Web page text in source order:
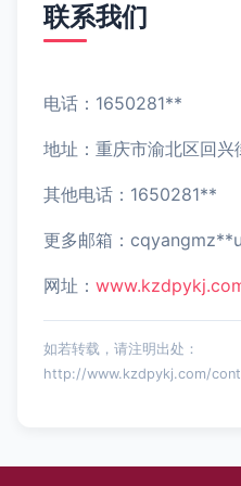
联系我们
电话：1650281**
地址：重庆市渝北区回
其他电话：1650281**
更多邮箱：cqyangmz**
网址：
如若转载，请注明出处：
http://www.kzdpykj.com/